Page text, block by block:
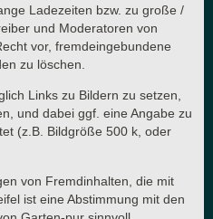
Ladezeiten bzw. zu große /
und Moderatoren von
vor, fremdeingebundene
zu löschen.
Links zu Bildern zu setzen,
und dabei ggf. eine Angabe zu
(z.B. Bildgröße 500 k, oder
von Fremdinhalten, die mit
ist eine Abstimmung mit den